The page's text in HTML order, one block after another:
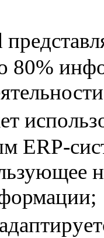
80%
ERP-